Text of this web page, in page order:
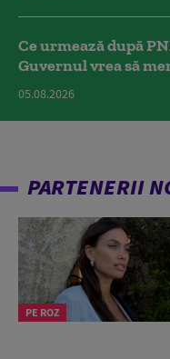
Ce urmează după
Guvernul vrea să
05.08.2026
PARTENERII
PE ROZ